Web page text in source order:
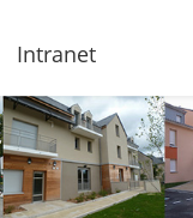
Intranet